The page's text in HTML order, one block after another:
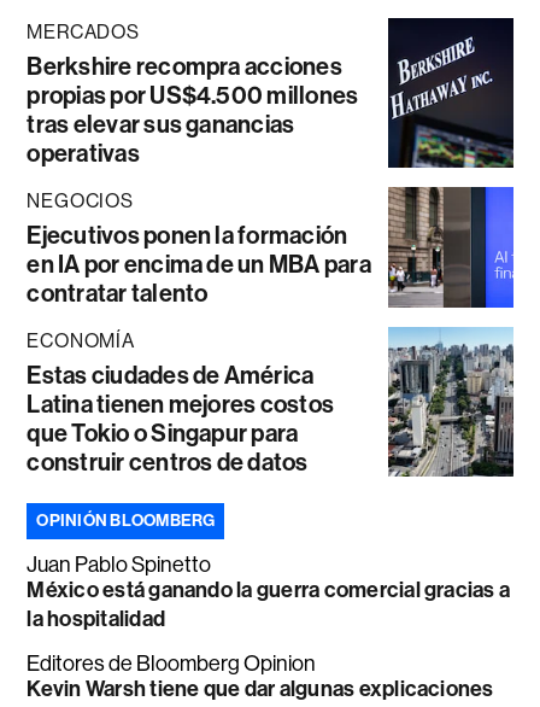
MERCADOS
Berkshire recompra acciones
propias por US$4.500 millones
tras elevar sus ganancias
operativas
NEGOCIOS
Ejecutivos ponen la formación
en IA por encima de un MBA para
contratar talento
ECONOMÍA
Estas ciudades de América
Latina tienen mejores costos
que Tokio o Singapur para
construir centros de datos
OPINIÓN BLOOMBERG
Juan Pablo Spinetto
México está ganando la guerra comercial gracias a
la hospitalidad
Editores de Bloomberg Opinion
Kevin Warsh tiene que dar algunas explicaciones